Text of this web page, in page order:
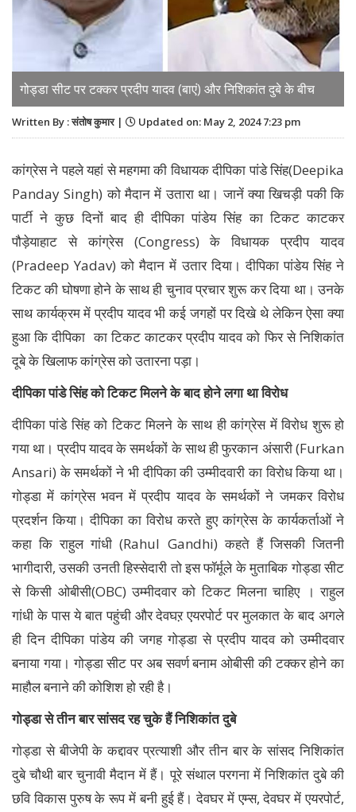
गोड्डा सीट पर टक्कर प्रदीप यादव (बाएं) और निशिकांत दुबे के बीच
Written By : संतोष कुमार | Updated on: May 2, 2024 7:23 pm
कांग्रेस ने पहले यहां से महगमा की विधायक दीपिका पांडे सिंह(Deepika
Panday Singh) को मैदान में उतारा था। जानें क्या खिचड़ी पकी कि
पार्टी ने कुछ दिनों बाद ही दीपिका पांडेय सिंह का टिकट काटकर
पौड़ेयाहाट से कांग्रेस (Congress) के विधायक प्रदीप यादव
(Pradeep Yadav) को मैदान में उतार दिया। दीपिका पांडेय सिंह ने
टिकट की घोषणा होने के साथ ही चुनाव प्रचार शुरू कर दिया था। उनके
साथ कार्यक्रम में प्रदीप यादव भी कई जगहों पर दिखे थे लेकिन ऐसा क्या
हुआ कि दीपिका का टिकट काटकर प्रदीप यादव को फिर से निशिकांत
दूबे के खिलाफ कांग्रेस को उतारना पड़ा।
दीपिका पांडे सिंह को टिकट मिलने के बाद होने लगा था विरोध
दीपिका पांडे सिंह को टिकट मिलने के साथ ही कांग्रेस में विरोध शुरू हो
गया था। प्रदीप यादव के समर्थकों के साथ ही फुरकान अंसारी (Furkan
Ansari) के समर्थकों ने भी दीपिका की उम्मीदवारी का विरोध किया था।
गोड्डा में कांग्रेस भवन में प्रदीप यादव के समर्थकों ने जमकर विरोध
प्रदर्शन किया। दीपिका का विरोध करते हुए कांग्रेस के कार्यकर्ताओं ने
कहा कि राहुल गांधी (Rahul Gandhi) कहते हैं जिसकी जितनी
भागीदारी, उसकी उनती हिस्सेदारी तो इस फॉर्मूले के मुताबिक गोड्डा सीट
से किसी ओबीसी(OBC) उम्मीदवार को टिकट मिलना चाहिए । राहुल
गांधी के पास ये बात पहुंची और देवघऱ एयरपोर्ट पर मुलकात के बाद अगले
ही दिन दीपिका पांडेय की जगह गोड्डा से प्रदीप यादव को उम्मीदवार
बनाया गया। गोड्डा सीट पर अब सवर्ण बनाम ओबीसी की टक्कर होने का
माहौल बनाने की कोशिश हो रही है।
गोड्डा से तीन बार सांसद रह चुके हैं निशिकांत दुबे
गोड्डा से बीजेपी के कद्दावर प्रत्याशी और तीन बार के सांसद निशिकांत
दुबे चौथी बार चुनावी मैदान में हैं। पूरे संथाल परगना में निशिकांत दुबे की
छवि विकास पुरुष के रूप में बनी हुई हैं। देवघर में एम्स, देवघर में एयरपोर्ट,